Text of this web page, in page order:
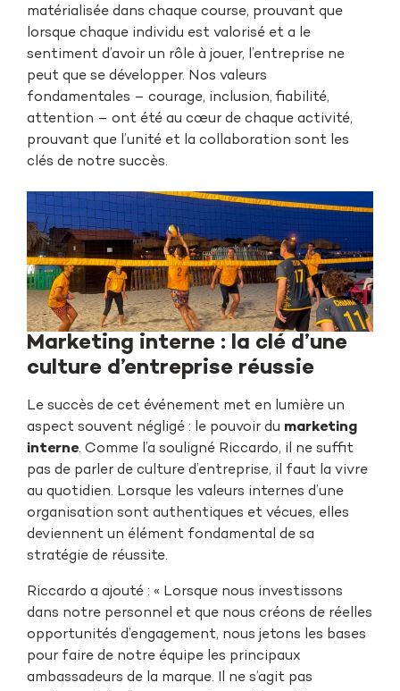
matérialisée dans chaque course, prouvant que
lorsque chaque individu est valorisé et a le
sentiment d’avoir un rôle à jouer, l’entreprise ne
peut que se développer. Nos valeurs
fondamentales – courage, inclusion, fiabilité,
attention – ont été au cœur de chaque activité,
prouvant que l’unité et la collaboration sont les
clés de notre succès.
Marketing interne : la clé d’une
culture d’entreprise réussie
Le succès de cet événement met en lumière un
aspect souvent négligé : le pouvoir du marketing
interne. Comme l’a souligné Riccardo, il ne suffit
pas de parler de culture d’entreprise, il faut la vivre
au quotidien. Lorsque les valeurs internes d’une
organisation sont authentiques et vécues, elles
deviennent un élément fondamental de sa
stratégie de réussite.
Riccardo a ajouté : « Lorsque nous investissons
dans notre personnel et que nous créons de réelles
opportunités d’engagement, nous jetons les bases
pour faire de notre équipe les principaux
ambassadeurs de la marque. Il ne s’agit pas